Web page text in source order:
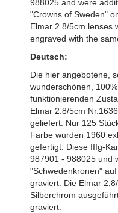
988025 and were
"Crowns of Sweden"
Elmar 2.8/5cm lenses
engraved with the
Deutsch:
Die hier angebotene,
wunderschönen,
funktionierenden
Elmar 2.8/5cm
geliefert. Nur 125
Farbe wurden 1960
gefertigt. Diese IIIg-
987901 - 988025 und
"Schwedenkronen"
graviert. Die Elmar
Silberchrom
graviert.